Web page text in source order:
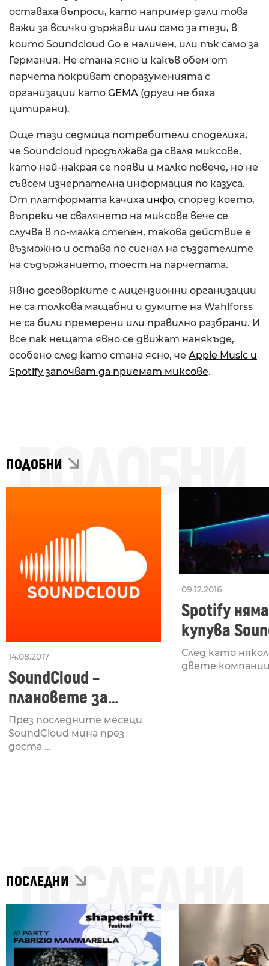
оставаха въпроси, като например дали това
важи за всички държави или само за тези, в
които Soundcloud Go e наличен, или пък само за
Германия. Не стана ясно и какъв обем от
парчета покриват споразуменията с
организации като GEMA (други не бяха
цитирани).
Още тази седмица потребители споделиха,
че Soundcloud продължава да сваля миксове,
като най-накрая се появи и малко повече, но не
съвсем изчерпателна информация по казуса.
От платформата качиха инфо, според което,
въпреки че свалянето на миксове вече се
случва в по-малка степен, такова действие е
възможно и остава по сигнал на създателите
на съдържанието, тоест на парчетата.
Явно договорките с лицензионни организации
не са толкова мащабни и думите на Wahlforss
не са били премерени или правилно разбрани. И
все пак нещата явно се движат нанякъде,
особено след като стана ясно, че Apple Music и
Spotify започват да приемат миксове.
ПОДОБНИ
ПОДОБНИ
14.08.2017
SoundCloud –
плановете за
смъртта се
отлагат
През последните месеци
SoundCloud мина през
доста ...
09.12.2016
Spotify
купува
(засега)
След като
двете компании
ПОСЛЕДНИ
ПОСЛЕДНИ